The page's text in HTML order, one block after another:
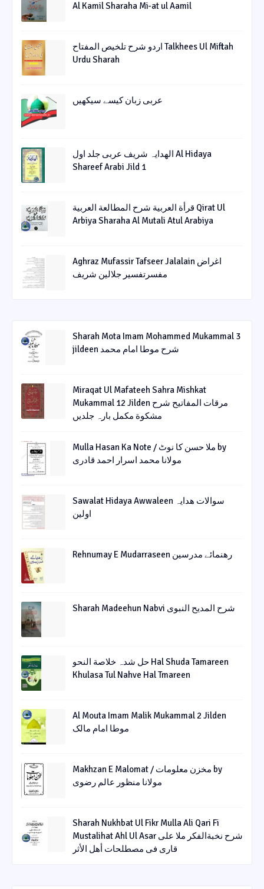
Al Kamil Sharaha Mi-at ul Aamil
اردو شرح تلخیص المفتاح Talkhees Ul Miftah
Urdu Sharah
عربی زبان کیسے سیکھیں
الھدایہ شریف عربی جلد اول Al Hidaya
Shareef Arabi Jild 1
قرأة العربیة شرح المطالعة العربیة Qirat Ul
Arbiya Sharaha Al Mutali Atul Arabiya
Aghraz Mufassir Tafseer Jalalain اغراض
مفسرتفسیر جلالین شریف
Sharah Mota Imam Mohammed Mukammal 3
jildeen شرح موطا امام محمد
Miraqat Ul Mafateeh Sahra Mishkat
Mukammal 12 Jilden مرقات المفاتیح شرح
مشکوة مکمل بارہ جلدیں
Mulla Hasan Ka Note / ملا حسن کا نوٹ by
مولانا محمد اسرار احمد قادری
Sawalat Hidaya Awwaleen سوالات ھدایہ
اولین
Rehnumay E Mudarraseen رهنمائے مدرسین
Sharah Madeehun Nabvi شرح المدیح النبوی
حل شدہ خلاصة النحو Hal Shuda Tamareen
Khulasa Tul Nahve Hal Tmareen
Al Mouta Imam Malik Mukammal 2 Jilden
موطا امام مالک
Makhzan E Malomat / مخزن معلومات by
مولانا منظور عالم رضوی
Sharah Nukhbat Ul Fikr Mulla Ali Qari Fi
Mustalihat Ahl Ul Asar شرح نخبةالفکر ملا علی
قاری فی مصطلحات أھل الأثر